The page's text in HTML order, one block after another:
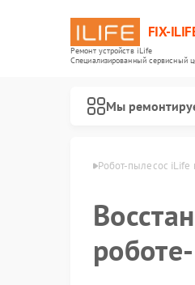
FIX-
Ремонт устройств iLife
Специализированный cервисный
Мы
Робот-пылесос iLife